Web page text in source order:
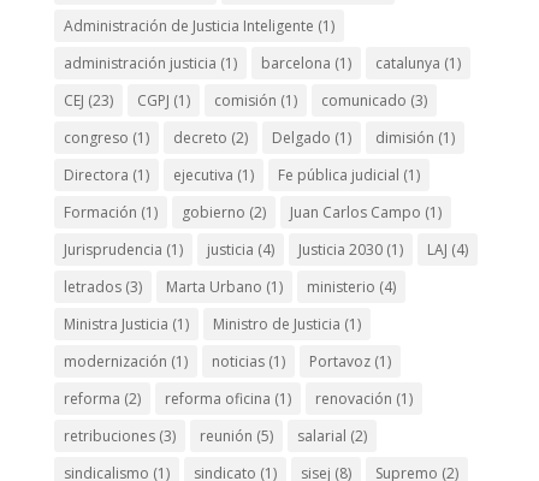
Administración de Justicia Inteligente (1)
administración justicia (1) barcelona (1) catalunya (1)
CEJ (23) CGPJ (1) comisión (1) comunicado (3)
congreso (1) decreto (2) Delgado (1) dimisión (1)
Directora (1) ejecutiva (1) Fe pública judicial (1)
Formación (1) gobierno (2) Juan Carlos Campo (1)
Jurisprudencia (1) justicia (4) Justicia 2030(1) LAJ (4)
letrados(3) Marta Urbano (1) ministerio (4)
Ministra Justicia (1) Ministro de Justicia (1)
modernización (1) noticias(1) Portavoz(1)
reforma (2) reforma oficina (1) renovación (1)
retribuciones(3) reunión (5) salarial (2)
sindicalismo (1) sindicato (1) sisej (8) Supremo (2)